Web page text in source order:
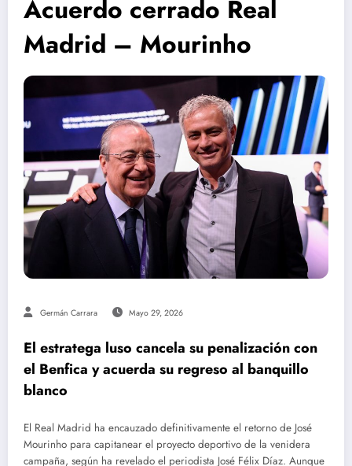
Acuerdo cerrado Real
Madrid – Mourinho
Germán Carrara Mayo 29, 2026
El estratega luso cancela su penalización con
el Benfica y acuerda su regreso al banquillo
blanco
El Real Madrid ha encauzado definitivamente el retorno de José
Mourinho para capitanear el proyecto deportivo de la venidera
campaña, según ha revelado el periodista José Félix Díaz. Aunque